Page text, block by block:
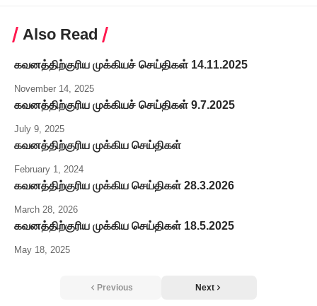
Also Read
கவனத்திற்குரிய முக்கியச் செய்திகள் 14.11.2025
November 14, 2025
கவனத்திற்குரிய முக்கியச் செய்திகள் 9.7.2025
July 9, 2025
கவனத்திற்குரிய முக்கிய செய்திகள்
February 1, 2024
கவனத்திற்குரிய முக்கிய செய்திகள் 28.3.2026
March 28, 2026
கவனத்திற்குரிய முக்கிய செய்திகள் 18.5.2025
May 18, 2025
Previous Next